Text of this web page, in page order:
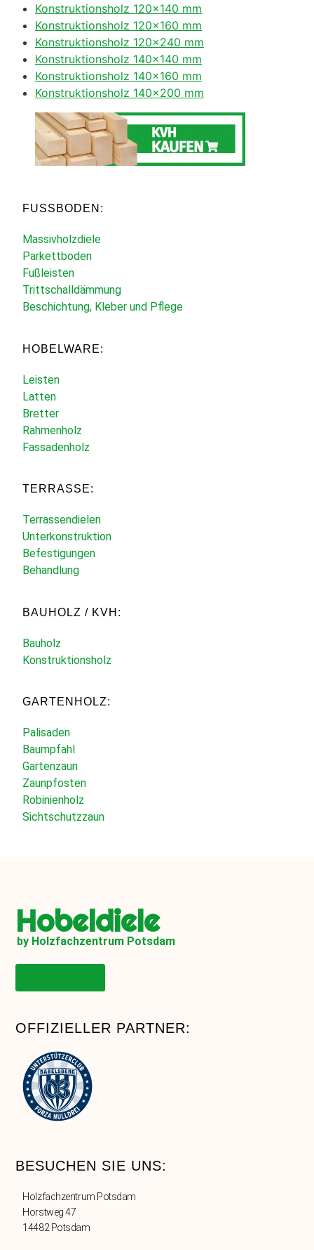
Konstruktionsholz 120×140 mm
Konstruktionsholz 120×160 mm
Konstruktionsholz 120×240 mm
Konstruktionsholz 140×140 mm
Konstruktionsholz 140×160 mm
Konstruktionsholz 140×200 mm
FUSSBODEN:
Massivholzdiele
Parkettboden
Fußleisten
Trittschalldämmung
Beschichtung, Kleber und Pflege
HOBELWARE:
Leisten
Latten
Bretter
Rahmenholz
Fassadenholz
TERRASSE:
Terrassendielen
Unterkonstruktion
Befestigungen
Behandlung
BAUHOLZ / KVH:
Bauholz
Konstruktionsholz
GARTENHOLZ:
Palisaden
Baumpfahl
Gartenzaun
Zaunpfosten
Robinienholz
Sichtschutzzaun
Hobeldiele
by Holzfachzentrum Potsdam
OFFIZIELLER PARTNER:
BESUCHEN SIE UNS:
Holzfachzentrum Potsdam
Horstweg 47
14482 Potsdam